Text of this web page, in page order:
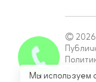
© 2026
Мы используем